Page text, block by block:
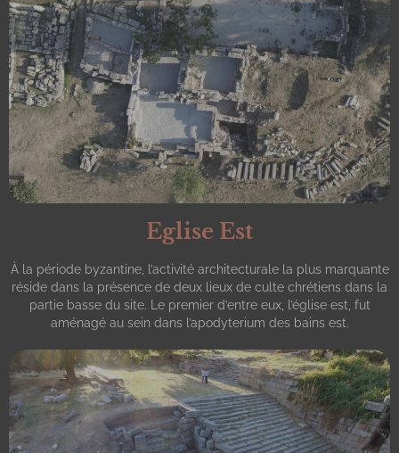
Eglise Est
À la période byzantine, l’activité architecturale la plus marquante
réside dans la présence de deux lieux de culte chrétiens dans la
partie basse du site. Le premier d’entre eux, l’église est, fut
aménagé au sein dans l’apodyterium des bains est.